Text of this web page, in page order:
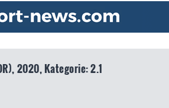
2020, Kategorie: 2.1